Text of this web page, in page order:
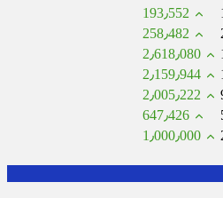
193٫552
258٫482
2٫618٫080
2٫159٫944
2٫005٫222
647٫426
1٫000٫000